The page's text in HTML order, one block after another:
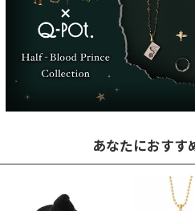
あなたにおすす